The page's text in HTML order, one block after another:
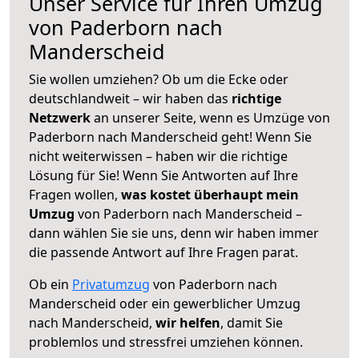
von Paderborn nach
Manderscheid
Sie wollen umziehen? Ob um die Ecke oder
deutschlandweit – wir haben das richtige
Netzwerkan unserer Seite, wenn es Umzüge von
Paderborn nach Manderscheid geht! Wenn Sie
nicht weiterwissen – haben wir die richtige
Lösung für Sie! Wenn Sie Antworten auf Ihre
Fragen wollen, was kostet überhaupt mein
Umzug von Paderborn nach Manderscheid –
dann wählen Sie sie uns, denn wir haben immer
die passende Antwort auf Ihre Fragen parat.
Ob ein Privatumzug von Paderborn nach
Manderscheid oder ein gewerblicher Umzug
nach Manderscheid, wir helfen, damit Sie
problemlos und stressfrei umziehen können.